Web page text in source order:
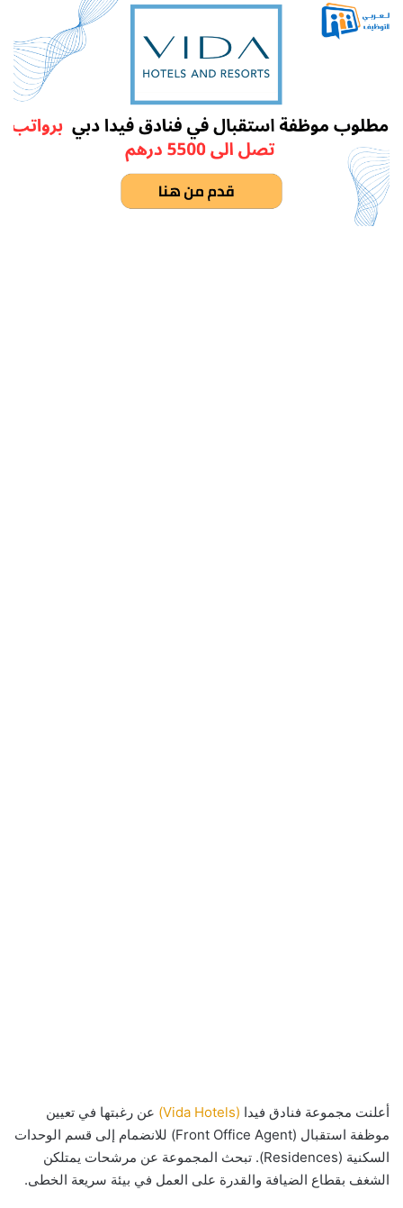
أعلنت مجموعة فنادق فيدا (Vida Hotels)
عن رغبتها في تعيين
موظفة استقبال (Front Office Agent) للانضمام إلى قسم الوحدات
السكنية (Residences). تبحث المجموعة عن مرشحات يمتلكن
الشغف بقطاع الضيافة والقدرة على العمل في بيئة سريعة الخطى.